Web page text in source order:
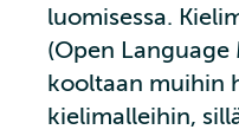
luomisessa.
(Open Language
kooltaan muihin
kielimalleihin,